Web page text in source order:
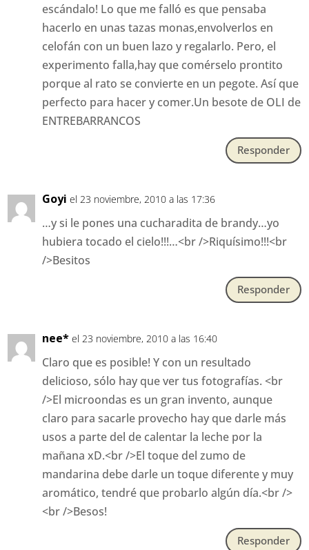
escándalo! Lo que me falló es que pensaba
hacerlo en unas tazas monas,envolverlos en
celofán con un buen lazo y regalarlo. Pero, el
experimento falla,hay que comérselo prontito
porque al rato se convierte en un pegote. Así que
perfecto para hacer y comer.Un besote de OLI de
ENTREBARRANCOS
Responder
Goyi el 23 noviembre, 2010 a las 17:36
…y si le pones una cucharadita de brandy…yo
hubiera tocado el cielo!!!…<br />Riquísimo!!!<br
/>Besitos
Responder
nee* el 23 noviembre, 2010 a las 16:40
Claro que es posible! Y con un resultado
delicioso, sólo hay que ver tus fotografías. <br
/>El microondas es un gran invento, aunque
claro para sacarle provecho hay que darle más
usos a parte del de calentar la leche por la
mañana xD.<br />El toque del zumo de
mandarina debe darle un toque diferente y muy
aromático, tendré que probarlo algún día.<br />
<br />Besos!
Responder